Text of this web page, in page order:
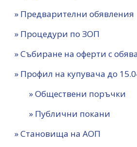
» Предварителни обявления
» Процедури по ЗОП
» Събиране на оферти с
» Профил на купувача до
» Обществени поръчки
» Публични покани
» Становища на АОП